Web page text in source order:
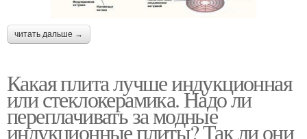
читать дальше →
Какая плита лучше индукционная
или стеклокерамика. Надо ли
переплачивать за модные
индукционные плиты? Так ли они